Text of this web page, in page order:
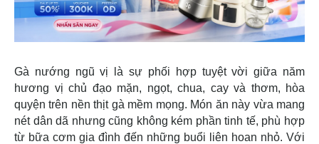
Gà nướng ngũ vị là sự phối hợp tuyệt vời giữa năm
hương vị chủ đạo mặn, ngọt, chua, cay và thơm, hòa
quyện trên nền thịt gà mềm mọng. Món ăn này vừa mang
nét dân dã nhưng cũng không kém phần tinh tế, phù hợp
từ bữa cơm gia đình đến những buổi liên hoan nhỏ. Với